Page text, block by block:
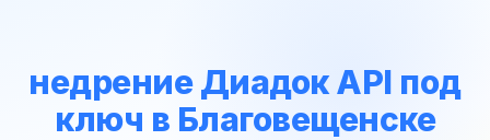
недрение Диадок API под
ключ в Благовещенске